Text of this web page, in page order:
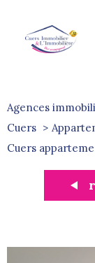
Agences
Cuers
cuers